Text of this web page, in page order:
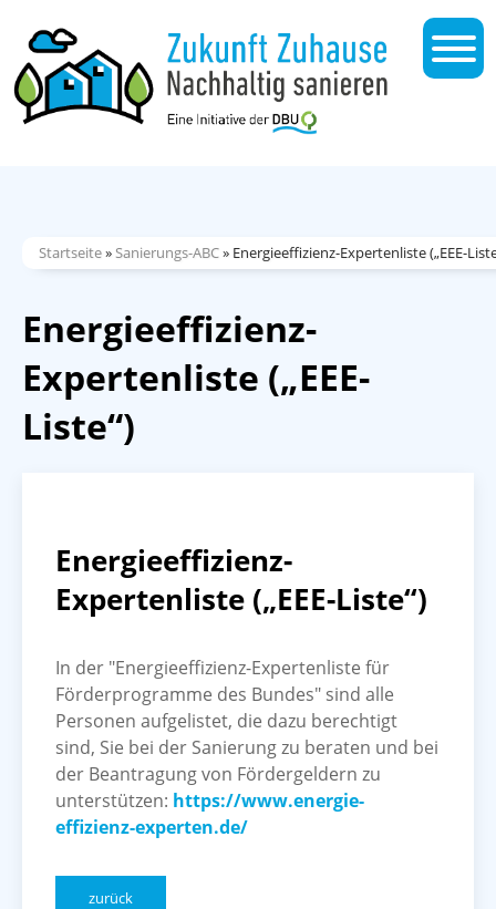
Startseite»Sanierungs-ABC» Energieeffizienz-Expertenliste („EEE-
Energieeffizienz-
Expertenliste („EEE-
Liste“)
Energieeffizienz-
Expertenliste („EEE-Liste“)
In der "Energieeffizienz-Expertenliste für
Förderprogramme des Bundes" sind alle
Personen aufgelistet, die dazu berechtigt
sind, Sie bei der Sanierung zu beraten und bei
der Beantragung von Fördergeldern zu
unterstützen: https://www.energie-
effizienz-experten.de/
zurück